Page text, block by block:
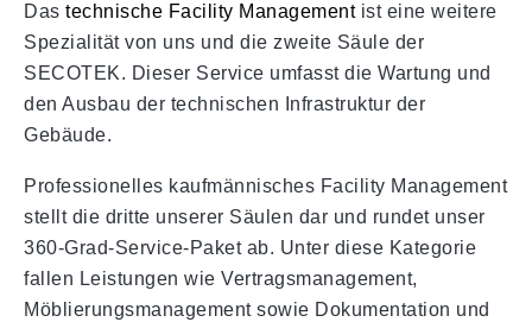
Das technische Facility Managementist eine weitere
Spezialität von uns und die zweite Säule der
SECOTEK. Dieser Service umfasst die Wartung und
den Ausbau der technischen Infrastruktur der
Gebäude.
Professionelles kaufmännisches Facility Management
stellt die dritte unserer Säulen dar und rundet unser
360-Grad-Service-Paket ab. Unter diese Kategorie
fallen Leistungen wie Vertragsmanagement,
Möblierungsmanagement sowie Dokumentation und